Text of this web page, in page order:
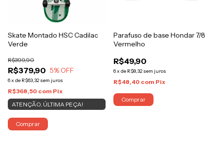
Skate Montado HSC Cadilac
Verde
R$379,90
R$399,90
5% OFF
6x de R$63,32 sem juros
R$368,50 com Pix
ATENÇÃO, ÚLTIMA PEÇA!
Comprar
Parafuso de base Hondar 7/8
Vermelho
R$49,90
6x de R$8,32 sem juros
R$48,40 com Pix
Comprar